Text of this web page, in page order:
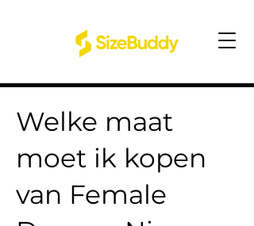
Welke maat
moet ik kopen
van Female